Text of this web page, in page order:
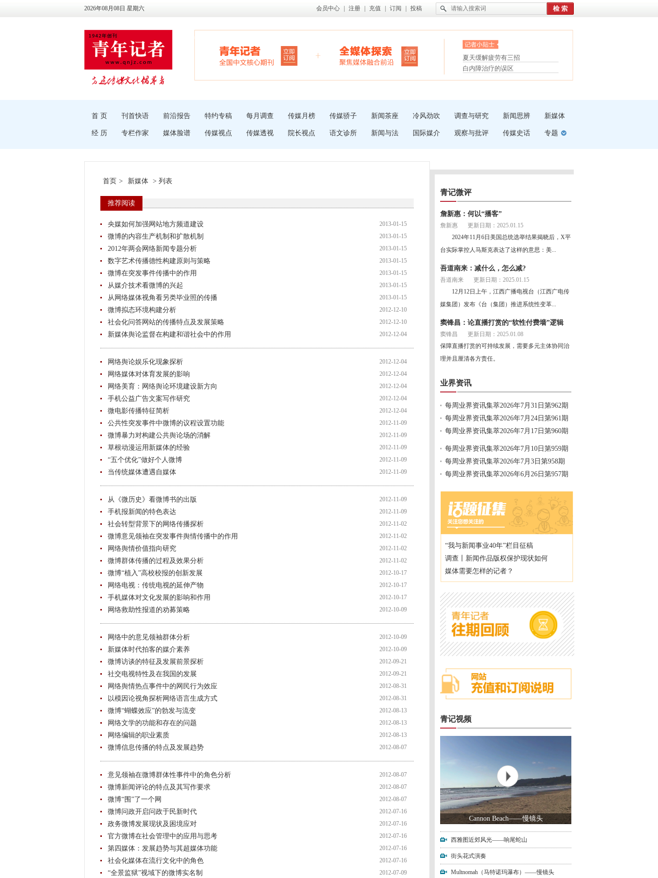
2026年08月08日 星期六 会员中心 注册 充值 订阅 投稿
眼白变红或是结膜下出血
“枝桠”“树桠”宜写成“枝...
夏天缓解疲劳有三招
护腰，摆脱六大坏习惯
受伤了冰敷还是热敷
白内障治疗的误区
首 页 刊首快语 前沿报告 特约专稿 每月调查 传媒月榜 传媒骄子 新闻茶座 冷风劲吹 调查与研究 新闻思辨 新媒体
经 历 专栏作家 媒体脸谱 传媒视点 传媒透视 院长视点 语文诊所 新闻与法 国际媒介 观察与批评 传媒史话 专题
首页 > 新媒体 > 列表
推荐阅读
央媒如何加强网站地方频道建设 2013-01-15
微博的内容生产机制和扩散机制 2013-01-15
2012年两会网络新闻专题分析 2013-01-15
数字艺术传播德性构建原则与策略 2013-01-15
微博在突发事件传播中的作用 2013-01-15
从媒介技术看微博的兴起 2013-01-15
从网络媒体视角看另类毕业照的传播 2013-01-15
微博拟态环境构建分析 2012-12-10
社会化问答网站的传播特点及发展策略 2012-12-10
新媒体舆论监督在构建和谐社会中的作用 2012-12-04
网络舆论娱乐化现象探析 2012-12-04
网络媒体对体育发展的影响 2012-12-04
网络美育：网络舆论环境建设新方向 2012-12-04
手机公益广告文案写作研究 2012-12-04
微电影传播特征简析 2012-12-04
公共性突发事件中微博的议程设置功能 2012-11-09
微博暴力对构建公共舆论场的消解 2012-11-09
草根动漫运用新媒体的经验 2012-11-09
“五个优化”做好个人微博 2012-11-09
当传统媒体遭遇自媒体 2012-11-09
从《微历史》看微博书的出版 2012-11-09
手机报新闻的特色表达 2012-11-09
社会转型背景下的网络传播探析 2012-11-02
微博意见领袖在突发事件舆情传播中的作用 2012-11-02
网络舆情价值指向研究 2012-11-02
微博群体传播的过程及效果分析 2012-11-02
微博“植入”高校校报的创新发展 2012-10-17
网络电视：传统电视的延伸产物 2012-10-17
手机媒体对文化发展的影响和作用 2012-10-17
网络救助性报道的劝募策略 2012-10-09
网络中的意见领袖群体分析 2012-10-09
新媒体时代拍客的媒介素养 2012-10-09
微博访谈的特征及发展前景探析 2012-09-21
社交电视特性及在我国的发展 2012-09-21
网络舆情热点事件中的网民行为效应 2012-08-31
以模因论视角探析网络语言生成方式 2012-08-31
微博“蝴蝶效应”的勃发与流变 2012-08-13
网络文学的功能和存在的问题 2012-08-13
网络编辑的职业素质 2012-08-13
微博信息传播的特点及发展趋势 2012-08-07
意见领袖在微博群体性事件中的角色分析 2012-08-07
微博新闻评论的特点及其写作要求 2012-08-07
微博“围”了一个网 2012-08-07
微博问政开启问政于民新时代 2012-07-16
政务微博发展现状及困境应对 2012-07-16
官方微博在社会管理中的应用与思考 2012-07-16
第四媒体：发展趋势与其超媒体功能 2012-07-16
社会化媒体在流行文化中的角色 2012-07-16
“全景监狱”视域下的微博实名制 2012-07-09
青记微评
詹新惠：何以“播客”
詹新惠
更新日期：2025.01.15
2024年11月6日美国总统选举结果揭晓后，X平
台实际掌控人马斯克表达了这样的意思：美...
吾道南来：减什么，怎么减?
吾道南来
更新日期：2025.01.15
12月12日上午，江西广播电视台（江西广电传
媒集团）发布《台（集团）推进系统性变革...
窦锋昌：论直播打赏的“软性付费墙”逻辑
窦锋昌
更新日期：2025.01.08
保障直播打赏的可持续发展，需要多元主体协同治
理并且厘清各方责任。
业界资讯
每周业界资讯集萃2026年7月31日第962期
每周业界资讯集萃2026年7月24日第961期
每周业界资讯集萃2026年7月17日第960期
每周业界资讯集萃2026年7月10日第959期
每周业界资讯集萃2026年7月3日第958期
每周业界资讯集萃2026年6月26日第957期
“我与新闻事业40年”栏目征稿
调查丨新闻作品版权保护现状如何
媒体需要怎样的记者？
青记视频
Cannon Beach——慢镜头
西雅图近郊风光——响尾蛇山
街头花式演奏
Multnomah（马特诺玛瀑布）——慢镜头